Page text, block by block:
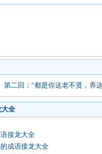
第二回：“都是你这老不贤，
大全
接龙大全
成语接龙大全